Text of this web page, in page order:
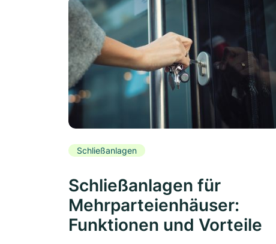
Schließanlagen
Schließanlagen für
Mehrparteienhäuser:
Funktionen und Vorteile